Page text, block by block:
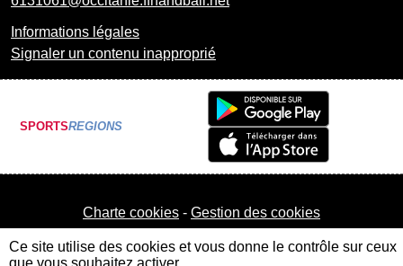
Informations légales
Signaler un contenu inapproprié
SPORTSREGIONS
Charte cookies Gestion des cookies
Ce site utilise des cookies et vous donne le contrôle sur ceux
que vous souhaitez activer